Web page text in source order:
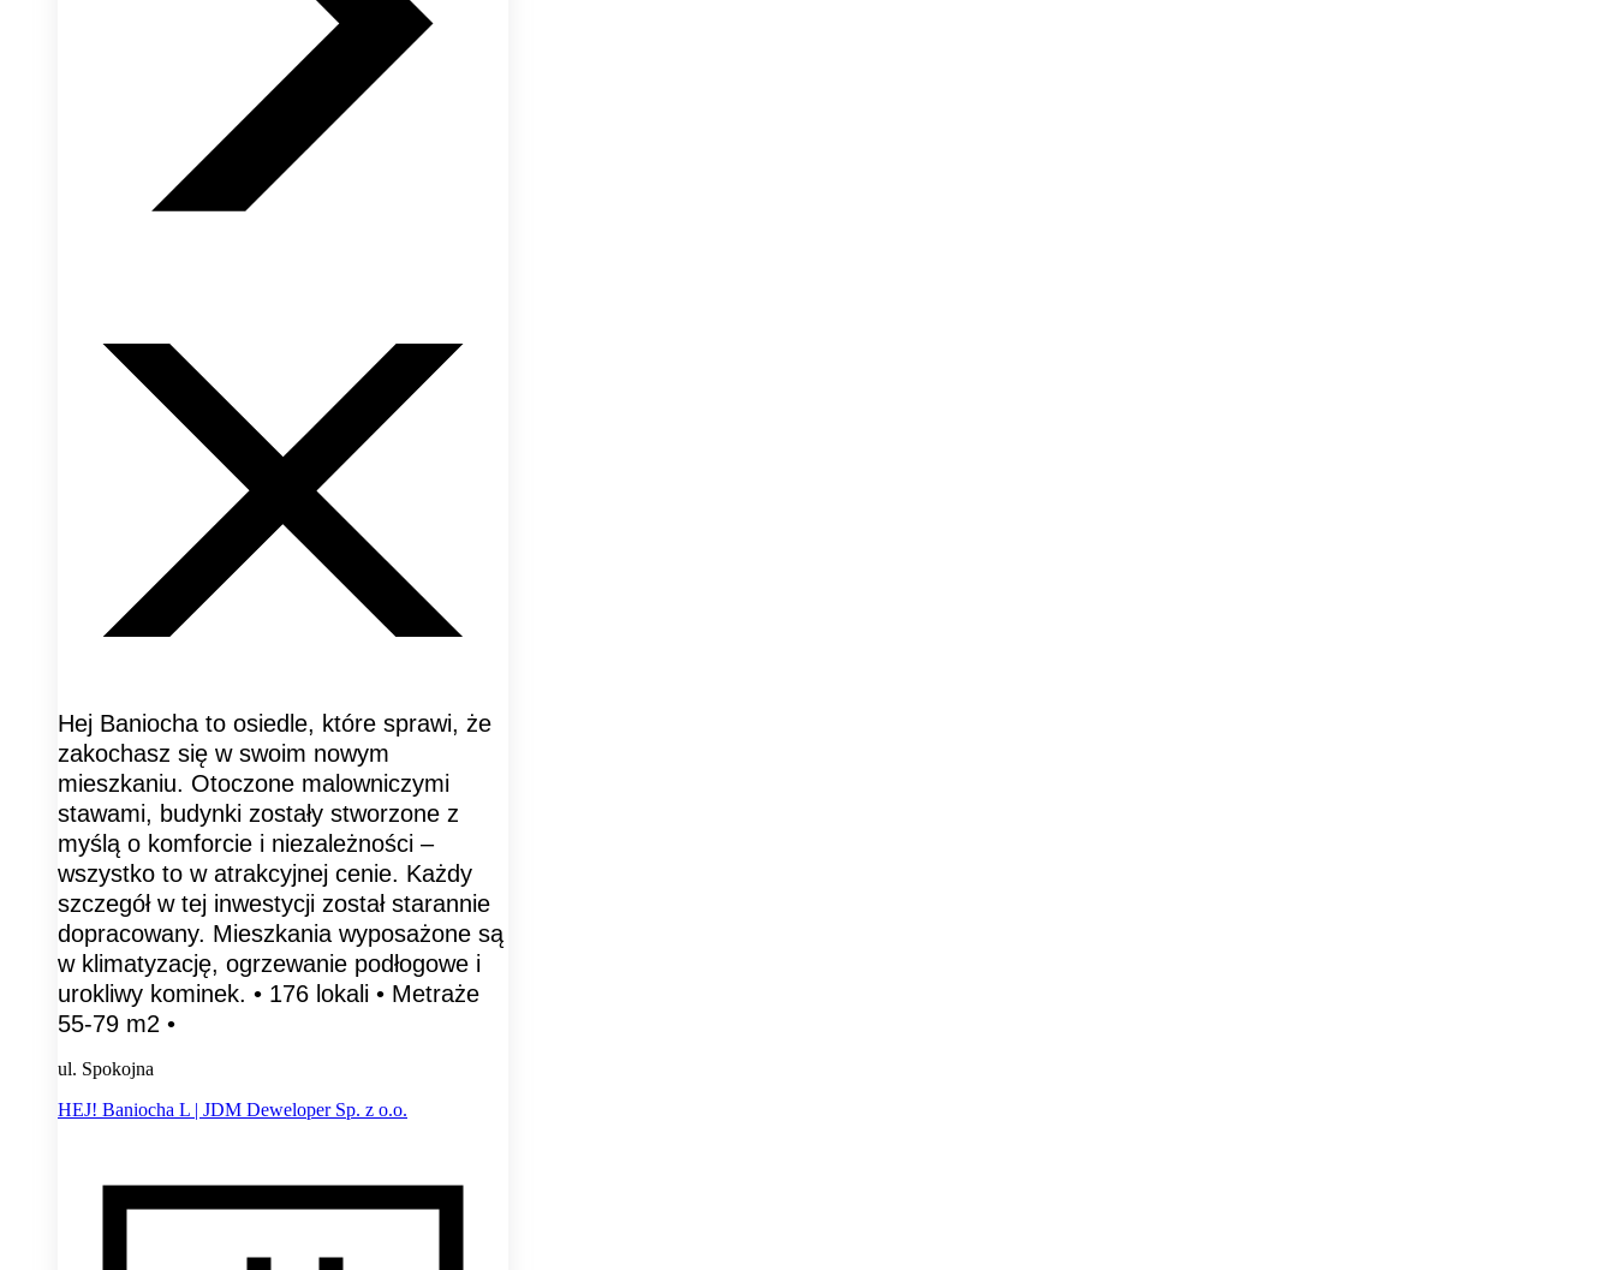
Hej Baniocha to osiedle, które sprawi, że
zakochasz się w swoim nowym
mieszkaniu. Otoczone malowniczymi
stawami, budynki zostały stworzone z
myślą o komforcie i niezależności –
wszystko to w atrakcyjnej cenie. Każdy
szczegół w tej inwestycji został starannie
dopracowany. Mieszkania wyposażone są
w klimatyzację, ogrzewanie podłogowe i
urokliwy kominek. • 176 lokali • Metraże
55-79 m2 •
ul. Spokojna
HEJ! Baniocha L | JDM Deweloper Sp. z o.o.